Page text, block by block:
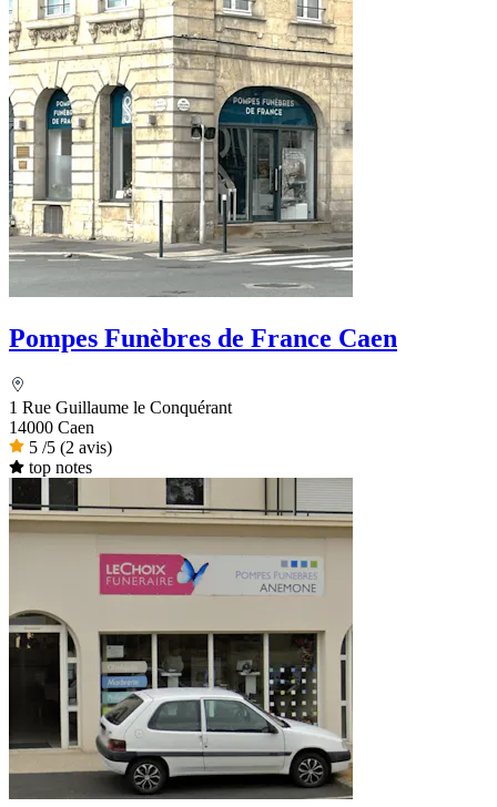
Pompes Funèbres de France Caen
1 Rue Guillaume le Conquérant
14000 Caen
5 /5 (2 avis)
top notes